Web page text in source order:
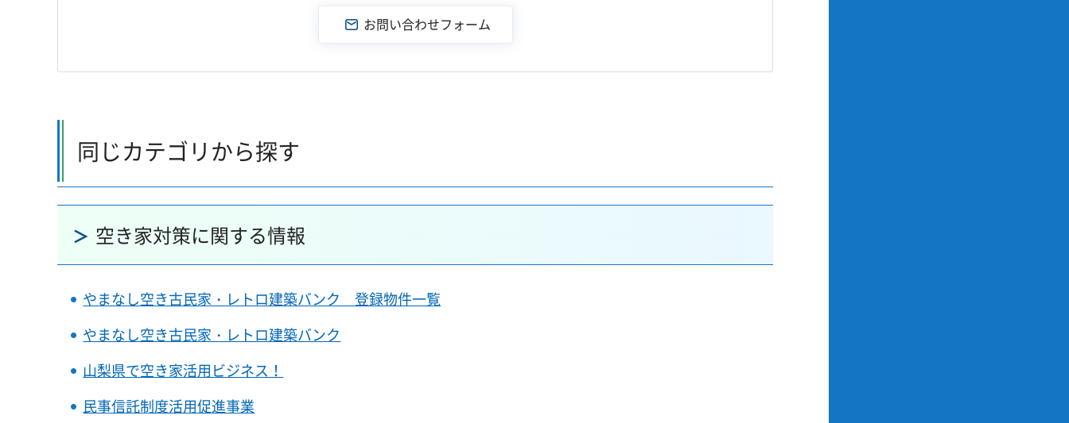
同じカテゴリから探す
空き家対策に関する情報
やまなし空き古民家・レトロ建築バンク 登録物件一覧
やまなし空き古民家・レトロ建築バンク
山梨県で空き家活用ビジネス！
民事信託制度活用促進事業